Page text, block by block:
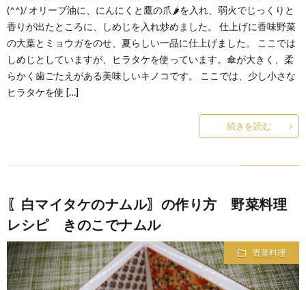
(^^)/ オリーブ油に、にんにくと鷹の爪🌶を入れ、弱火でじっくりと
香りが出たところに、しめじを入れ炒めました。 仕上げに香味野菜
の大葉とミョウガをのせ、夏らしい一品に仕上げました。 ここでは
しめじとしていますが、ヒラタケを使っています。傘が大きく、柔
らかく歯ごたえがある美味しいキノコです。 ここでは、少し小さな
ヒラタケを使 […]
続きを読む
〖白マイタケのナムル〗の作り方 野菜料理
レシピ きのこでナムル
野菜料理